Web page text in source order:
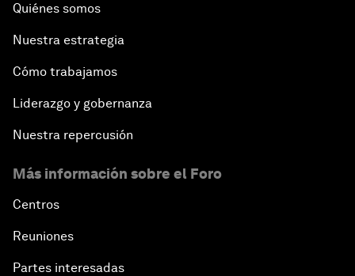
Quiénes somos
Nuestra estrategia
Cómo trabajamos
Liderazgo y gobernanza
Nuestra repercusión
Más información sobre el Foro
Centros
Reuniones
Partes interesadas